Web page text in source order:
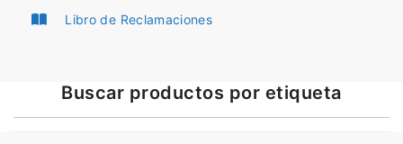
Libro de Reclamaciones
Buscar productos por etiqueta